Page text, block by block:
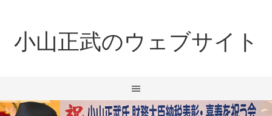
小山正武のウェブサイト